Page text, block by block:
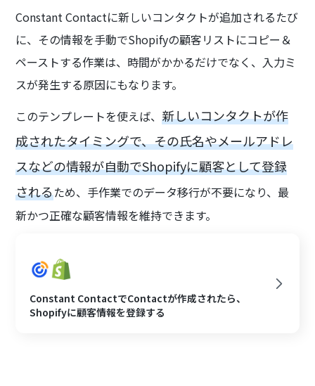
Constant Contactに新しいコンタクトが追加されるたび
に、その情報を手動でShopifyの顧客リストにコピー＆
ペーストする作業は、時間がかかるだけでなく、入力ミ
スが発生する原因にもなります。
このテンプレートを使えば、新しいコンタクトが作
成されたタイミングで、その氏名やメールアドレ
スなどの情報が自動でShopifyに顧客として登録
されるため、手作業でのデータ移行が不要になり、最
新かつ正確な顧客情報を維持できます。
Constant ContactでContactが作成されたら、
Shopifyに顧客情報を登録する